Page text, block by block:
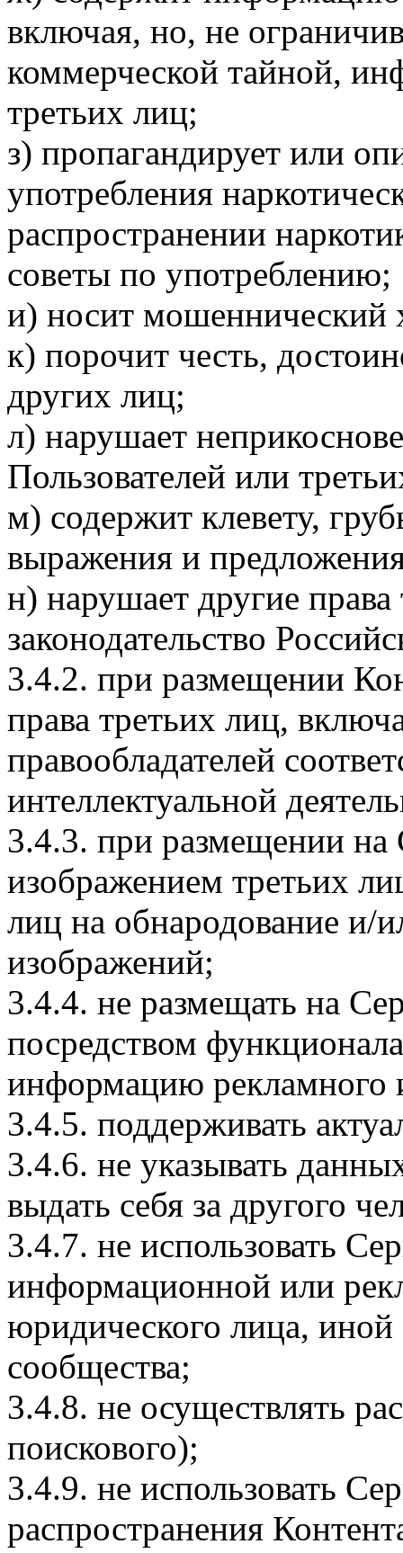
включая, но, не
коммерческой тайной,
третьих лиц;
з) пропагандирует или
употребления
распространении
советы по употреблению;
и) носит мошеннический
к) порочит честь,
других лиц;
л) нарушает
Пользователей или
м) содержит клевету,
выражения и
н) нарушает другие
законодательство
3.4.2. при размещении
права третьих лиц,
правообладателей
интеллектуальной
3.4.3. при размещении на
изображением третьих
лиц на обнародование и/
изображений;
3.4.4. не размещать на
посредством
информацию рекламного
3.4.5. поддерживать
3.4.6. не указывать
выдать себя за другого
3.4.7. не использовать
информационной или
юридического лица,
сообщества;
3.4.8. не осуществлять
поискового);
3.4.9. не использовать
распространения